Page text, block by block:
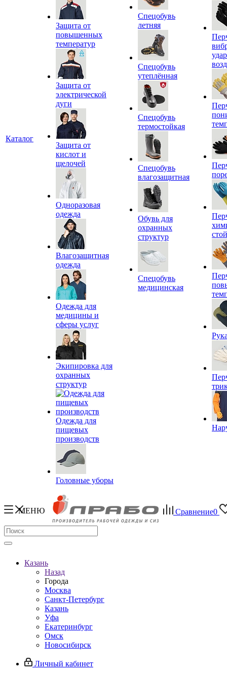
Каталог
Защита от
повышенных
температур
Защита от
электрической
дуги
Защита от
кислот и
щелочей
Одноразовая
одежда
Влагозащитная
одежда
Одежда для
медицины и
сферы услуг
Экипировка для
охранных
структур
Одежда для
пищевых
производств
Головные уборы
Спецобувь
летняя
Спецобувь
утеплённая
Спецобувь
термостойкая
Спецобувь
влагозащитная
Обувь для
охранных
структур
Спецобувь
медицинская
МЕНЮ Сравнение0
Казань
Назад
Города
Москва
Санкт-Петербург
Казань
Уфа
Екатеринбург
Омск
Новосибирск
Личный кабинет